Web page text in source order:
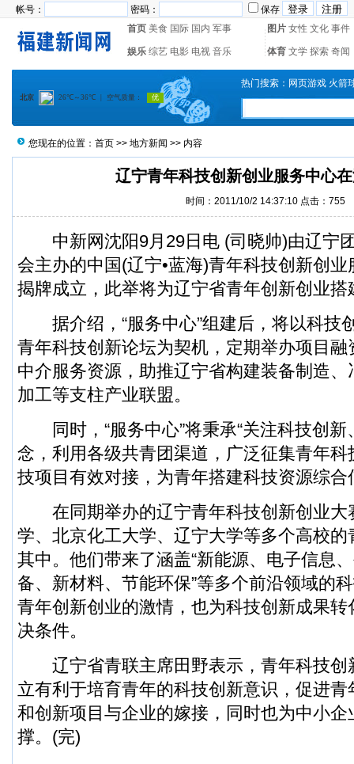
帐号： 密码：
保存
首页 美食 国际 国内 军事 图片 女性 文化 事件
娱乐 综艺 电影 电视 音乐 体育 文学 探索 奇闻
热门搜索： 网页游戏 火箭
您现在的位置： 首页 >> 地方新闻 >> 内容
辽宁青年科技创新创业服务中心
时间：2011/10/2 14:37:10 点击：755
中新网沈阳9月29日电 (司晓帅)由辽宁
会主办的中国(辽宁•蓝海)青年科技创新创
揭牌成立，此举将为辽宁省青年创新创业搭
据介绍，“服务中心”组建后，将以科技
青年科技创新论坛为契机，定期举办项目
中介服务资源，助推辽宁省构建装备制造
加工等支柱产业联盟。
同时，“服务中心”将秉承“关注科技创新
念，利用各级共青团渠道，广泛征集青年
技项目有效对接，为青年搭建科技资源综合
在同期举办的辽宁青年科技创新创业大
学、北京化工大学、辽宁大学等多个高校
其中。他们带来了涵盖“新能源、电子信息
备、新材料、节能环保”等多个前沿领域的
青年创新创业的激情，也为科技创新成果
决条件。
辽宁省青联主席田野表示，青年科技创
立有利于培育青年的科技创新意识，促进
和创新项目与企业的嫁接，同时也为中小
撑。(完)